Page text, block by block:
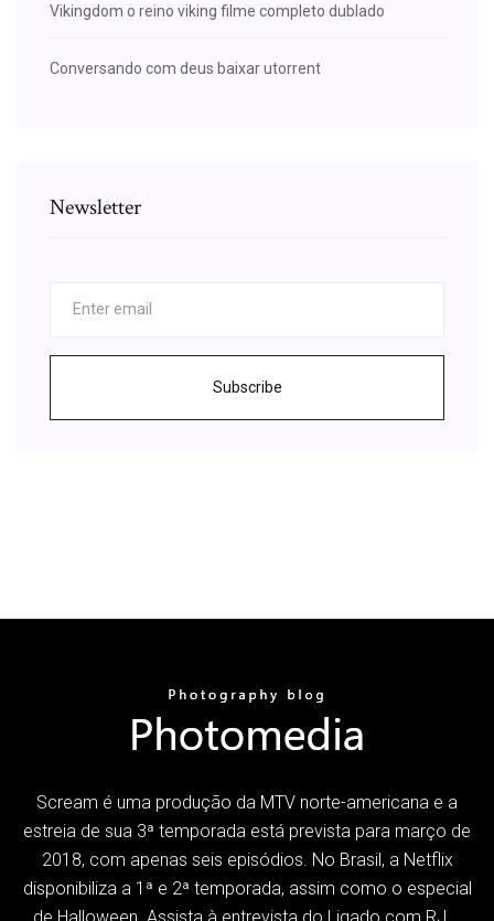
Vikingdom o reino viking filme completo dublado
Conversando com deus baixar utorrent
Newsletter
Subscribe
Scream é uma produção da MTV norte-americana e a
estreia de sua 3ª temporada está prevista para março de
2018, com apenas seis episódios. No Brasil, a Netflix
disponibiliza a 1ª e 2ª temporada, assim como o especial